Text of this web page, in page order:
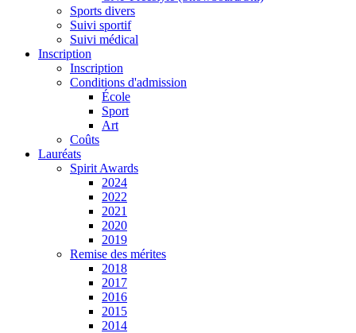
Sports divers
Suivi sportif
Suivi médical
Inscription
Inscription
Conditions d'admission
École
Sport
Art
Coûts
Lauréats
Spirit Awards
2024
2022
2021
2020
2019
Remise des mérites
2018
2017
2016
2015
2014